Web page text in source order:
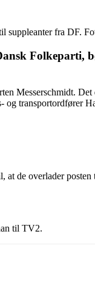
suppleanter fra DF.
Folkeparti,
Messerschmidt.
transportordfører
de overlader posten
til TV2.